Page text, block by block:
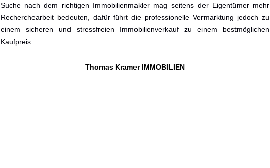
Suche nach dem richtigen Immobilienmakler mag seitens der Eigentümer mehr
Recherchearbeit bedeuten, dafür führt die professionelle Vermarktung jedoch zu
einem sicheren und stressfreien Immobilienverkauf zu einem bestmöglichen
Kaufpreis.
Thomas Kramer IMMOBILIEN